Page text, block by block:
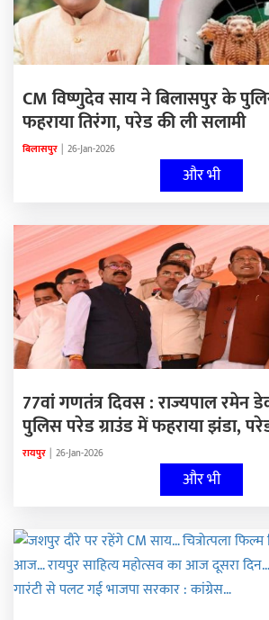
CM विष्णुदेव साय ने बिलासपुर के
फहराया तिरंगा, परेड की ली सलामी
बिलासपुर | 26-Jan-2026
और भी
77वां गणतंत्र दिवस : राज्यपाल रमेन
पुलिस परेड ग्राउंड में फहराया झंडा,
रायपुर | 26-Jan-2026
और भी